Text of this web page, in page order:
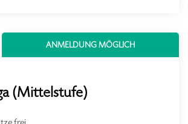
ANMELDUNG MÖGLICH
(Mittelstufe)